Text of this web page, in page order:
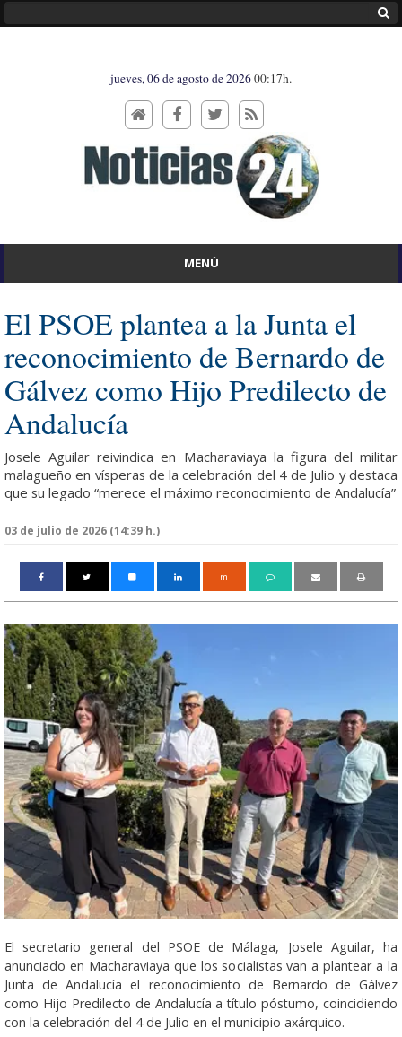
jueves, 06 de agosto de 202600:17h.
MENÚ
El PSOE plantea a la Junta el
reconocimiento de Bernardo de
Gálvez como Hijo Predilecto de
Andalucía
Josele Aguilar reivindica en Macharaviaya la figura del militar
malagueño en vísperas de la celebración del 4 de Julio y destaca
que su legado “merece el máximo reconocimiento de Andalucía”
03 de julio de 2026 (14:39 h.)
m
El secretario general del PSOE de Málaga, Josele Aguilar, ha
anunciado en Macharaviaya que los socialistas van a plantear a la
Junta de Andalucía el reconocimiento de Bernardo de Gálvez
como Hijo Predilecto de Andalucía a título póstumo, coincidiendo
con la celebración del 4 de Julio en el municipio axárquico.